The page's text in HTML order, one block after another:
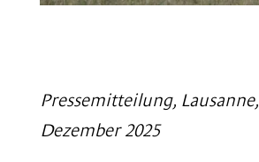
Pressemitteilung,
Dezember 2025